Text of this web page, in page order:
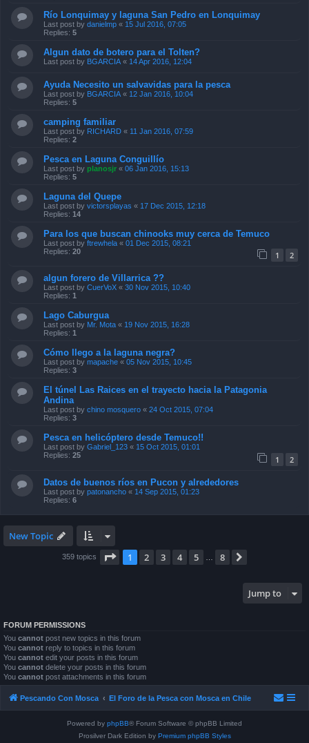
Río Lonquimay y laguna San Pedro en Lonquimay
Last post by danielmp « 15 Jul 2016, 07:05
Replies: 5
Algun dato de botero para el Tolten?
Last post by BGARCIA « 14 Apr 2016, 12:04
Ayuda Necesito un salvavidas para la pesca
Last post by BGARCIA « 12 Jan 2016, 10:04
Replies: 5
camping familiar
Last post by RICHARD « 11 Jan 2016, 07:59
Replies: 2
Pesca en Laguna Conguillío
Last post by planosjr « 06 Jan 2016, 15:13
Replies: 5
Laguna del Quepe
Last post by victorsplayas « 17 Dec 2015, 12:18
Replies: 14
Para los que buscan chinooks muy cerca de Temuco
Last post by ftrewhela « 01 Dec 2015, 08:21
Replies: 20 1 2
algun forero de Villarrica ??
Last post by CuerVoX « 30 Nov 2015, 10:40
Replies: 1
Lago Caburgua
Last post by Mr. Mota « 19 Nov 2015, 16:28
Replies: 1
Cómo llego a la laguna negra?
Last post by mapache « 05 Nov 2015, 10:45
Replies: 3
El túnel Las Raices en el trayecto hacia la Patagonia
Andina
Last post by chino mosquero « 24 Oct 2015, 07:04
Replies: 3
Pesca en helicóptero desde Temuco!!
Last post by Gabriel_123 « 15 Oct 2015, 01:01
Replies: 25 1 2
Datos de buenos ríos en Pucon y alrededores
Last post by patonancho « 14 Sep 2015, 01:23
Replies: 6
New Topic
359 topics Page 1of 8
1 2 3 4 5 8
Jump to
FORUM PERMISSIONS
You cannot post new topics in this forum
You cannot reply to topics in this forum
You cannot edit your posts in this forum
You cannot delete your posts in this forum
You cannot post attachments in this forum
Pescando Con Mosca El Foro de la Pesca con Mosca en Chile
Powered by phpBB® Forum Software © phpBB Limited
Prosilver Dark Edition by Premium phpBB Styles